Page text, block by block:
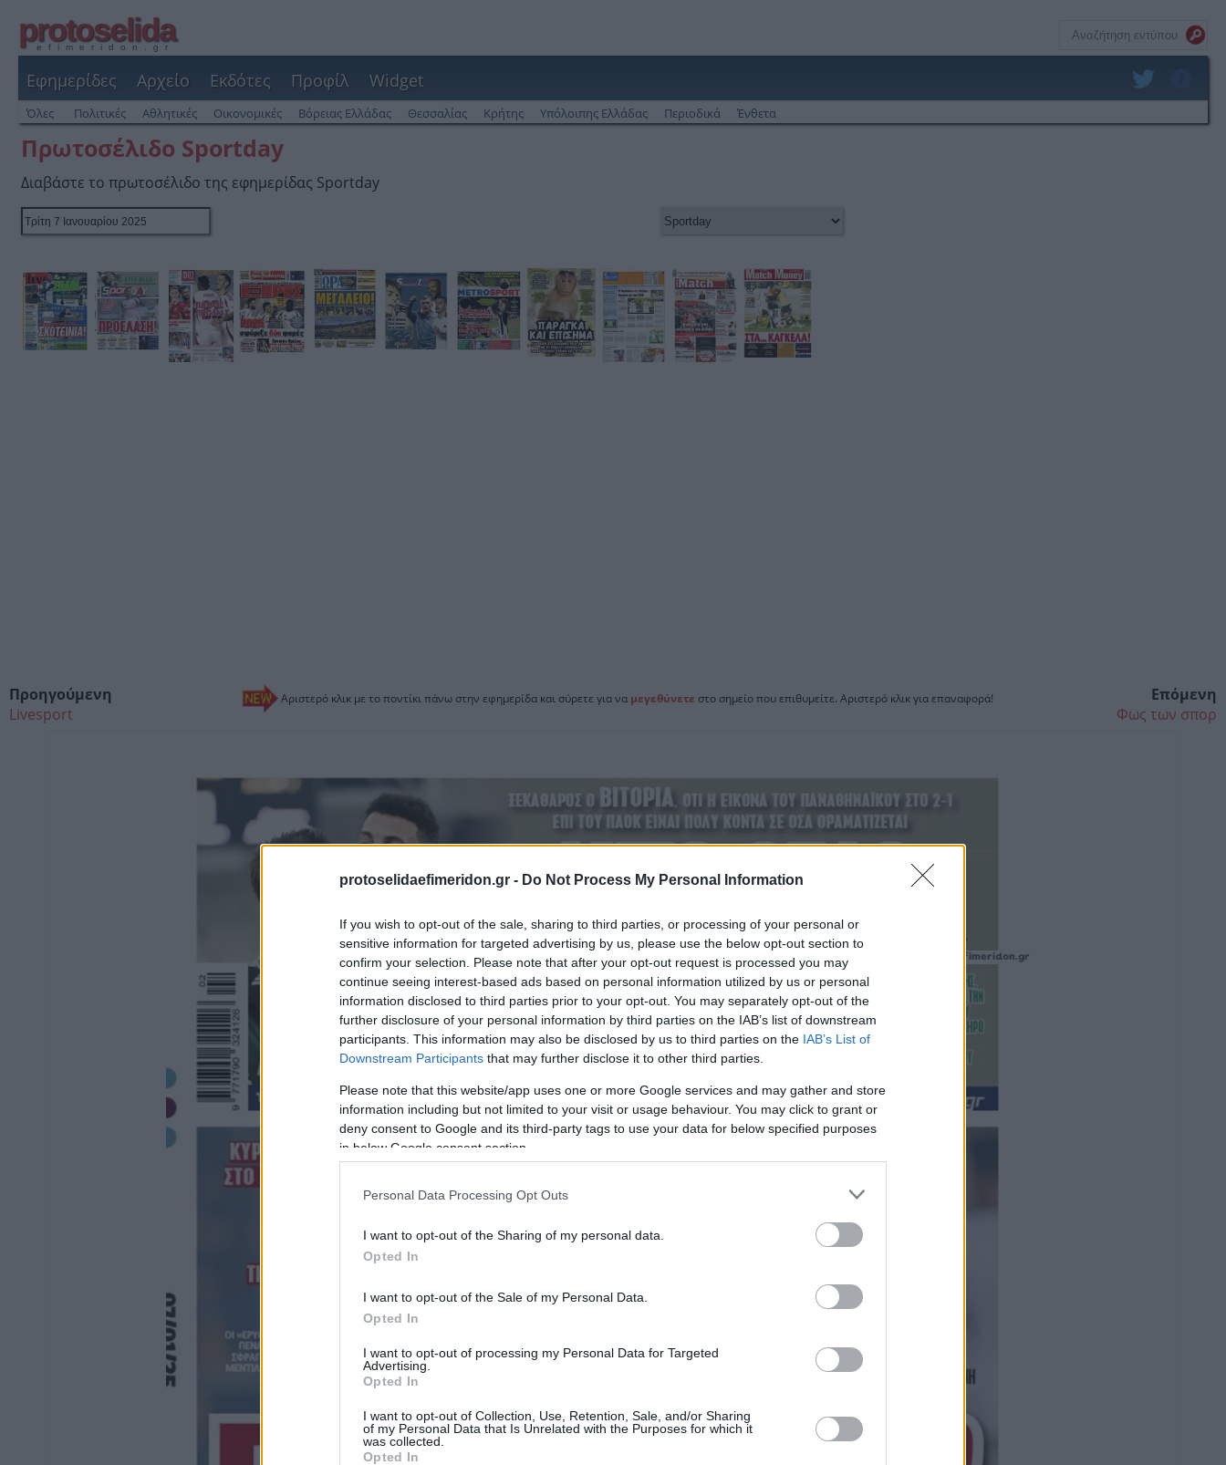
protoselidaefimeridon.gr - Do Not Process My Personal Information
If you wish to opt-out of the sale, sharing to third parties, or processing of your personal or
sensitive information for targeted advertising by us, please use the below opt-out section to
confirm your selection. Please note that after your opt-out request is processed you may
continue seeing interest-based ads based on personal information utilized by us or personal
information disclosed to third parties prior to your opt-out. You may separately opt-out of the
further disclosure of your personal information by third parties on the IAB’s list of downstream
participants. This information may also be disclosed by us to third parties on the IAB’s List of
Downstream Participants that may further disclose it to other third parties.
Please note that this website/app uses one or more Google services and may gather and store
information including but not limited to your visit or usage behaviour. You may click to grant or
deny consent to Google and its third-party tags to use your data for below specified purposes
in below Google consent section.
Personal Data Processing Opt Outs
I want to opt-out of the Sharing of my personal data.
Opted In
I want to opt-out of the Sale of my Personal Data.
Opted In
I want to opt-out of processing my Personal Data for Targeted
Advertising.
Opted In
I want to opt-out of Collection, Use, Retention, Sale, and/or Sharing
of my Personal Data that Is Unrelated with the Purposes for which it
was collected.
Opted In
protoselida
efimeridon.gr
Εφημερίδες Αρχείο Εκδότες Προφίλ Widget
Όλες Πολιτικές Αθλητικές Οικονομικές Βόρειας Ελλάδας Θεσσαλίας Κρήτης Υπόλοιπης Ελλάδας Περιοδικά Ένθετα
Πρωτοσέλιδο Sportday
Διαβάστε το πρωτοσέλιδο της εφημερίδας Sportday
Αριστερό κλικ με το ποντίκι πάνω στην εφημερίδα και σύρετε για να μεγεθύνετε στο σημείο που επιθυμείτε. Αριστερό κλικ για επαναφορά!
Προηγούμενη
Livesport
Επόμενη
Φως των σπορ